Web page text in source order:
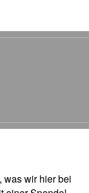
was wir hier bei